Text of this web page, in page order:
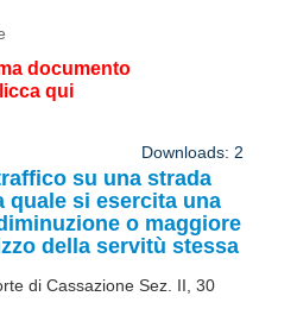
documento
qui
Downloads: 2
su una strada
quale si esercita una
o maggiore
della servitù stessa
di Cassazione Sez. II, 30